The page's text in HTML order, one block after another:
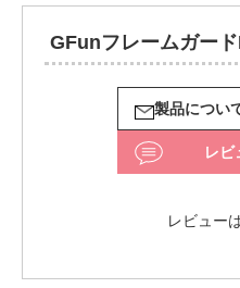
GFunフレームガー
製品につい
レビ
レビュー